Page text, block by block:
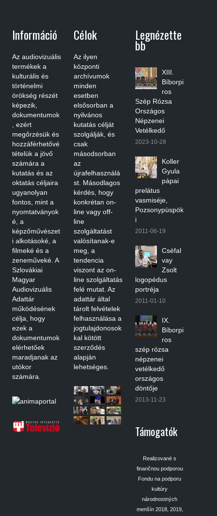
Információ
Az audiovizuális
termékek a
kulturális és
történelmi
örökség részét
képezik,
dokumentumok
, ezért
megőrzésük és
hozzáférhetővé
tételük a jövő
számára a
kutatás és az
oktatás céljaira
ugyanolyan
fontos, mint a
nyomtatványok
é, a
képzőművészet
i alkotásoké, a
filmeké és a
zeneműveké. A
Szlovákiai
Magyar
Audiovizuális
Adattár
működésének
célja, hogy
ezek a
dokumentumok
elérhetőek
maradjanak az
utókor
számára.
Célok
Az ilyen
központi
archívumok
minden
esetben
elsősorban a
nyilvános
kutatás célját
szolgálják, és
csak
másodsorban
az
újrafelhasználá
st. Másodlagos
kérdés, hogy
konkrétan on-
line vagy off-
line
szolgáltatást
valósítanak-e
meg, a
tendencia
viszont az on-
line szolgáltatás
felé mutat. Az
adattár által
tárolt felvételek
felhasználása a
jogtulajdonosok
kal kötött
szerződés
alapján
lehetséges.
Legnézette
Bb
XIII.
Bíborpi
ros
Szép Rózsa
Országos
Népzenei
Vetélkedő
2023-10-28
Koller
Gyula
pápai
prelátus
vasmiséje,
Pozsonypüspök
i
2011-06-19
Cséfal
vay
Zsolt
logopédus
portréja
2011-01-10
IX.
Bíborpi
ros
szép rózsa
népzenei
vetélkedő
országos
döntője
2013-11-23
Támogatók
Realizované s
finančnou podporou
Fondu na podporu
kultúry
národnostných
menšín 2018, 2019,